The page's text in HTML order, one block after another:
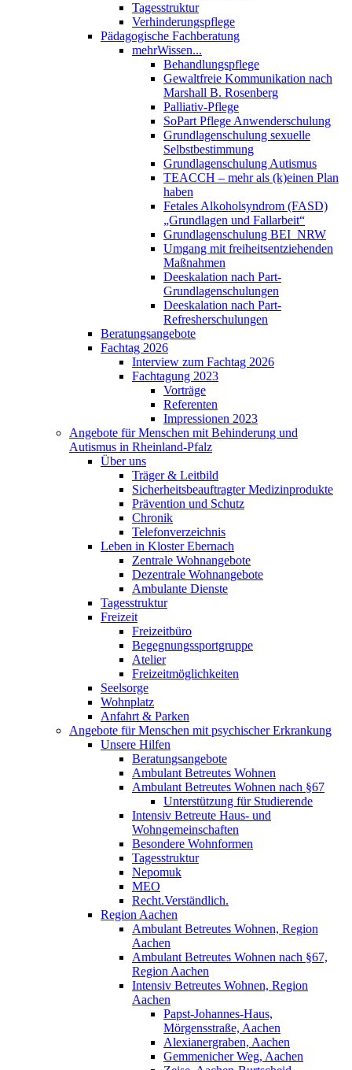
Tagesstruktur
Verhinderungspflege
Pädagogische Fachberatung
mehrWissen...
Behandlungspflege
Gewaltfreie Kommunikation nach
Marshall B. Rosenberg
Palliativ-Pflege
SoPart Pflege Anwenderschulung
Grundlagenschulung sexuelle
Selbstbestimmung
Grundlagenschulung Autismus
TEACCH – mehr als (k)einen Plan
haben
Fetales Alkoholsyndrom (FASD)
„Grundlagen und Fallarbeit“
Grundlagenschulung BEI_NRW
Umgang mit freiheitsentziehenden
Maßnahmen
Deeskalation nach Part-
Grundlagenschulungen
Deeskalation nach Part-
Refresherschulungen
Beratungsangebote
Fachtag 2026
Interview zum Fachtag 2026
Fachtagung 2023
Vorträge
Referenten
Impressionen 2023
Angebote für Menschen mit Behinderung und
Autismus in Rheinland-Pfalz
Über uns
Träger & Leitbild
Sicherheitsbeauftragter Medizinprodukte
Prävention und Schutz
Chronik
Telefonverzeichnis
Leben in Kloster Ebernach
Zentrale Wohnangebote
Dezentrale Wohnangebote
Ambulante Dienste
Tagesstruktur
Freizeit
Freizeitbüro
Begegnungssportgruppe
Atelier
Freizeitmöglichkeiten
Seelsorge
Wohnplatz
Anfahrt & Parken
Angebote für Menschen mit psychischer Erkrankung
Unsere Hilfen
Beratungsangebote
Ambulant Betreutes Wohnen
Ambulant Betreutes Wohnen nach §67
Unterstützung für Studierende
Intensiv Betreute Haus- und
Wohngemeinschaften
Besondere Wohnformen
Tagesstruktur
Nepomuk
MEO
Recht.Verständlich.
Region Aachen
Ambulant Betreutes Wohnen, Region
Aachen
Ambulant Betreutes Wohnen nach §67,
Region Aachen
Intensiv Betreutes Wohnen, Region
Aachen
Papst-Johannes-Haus,
Mörgensstraße, Aachen
Alexianergraben, Aachen
Gemmenicher Weg, Aachen